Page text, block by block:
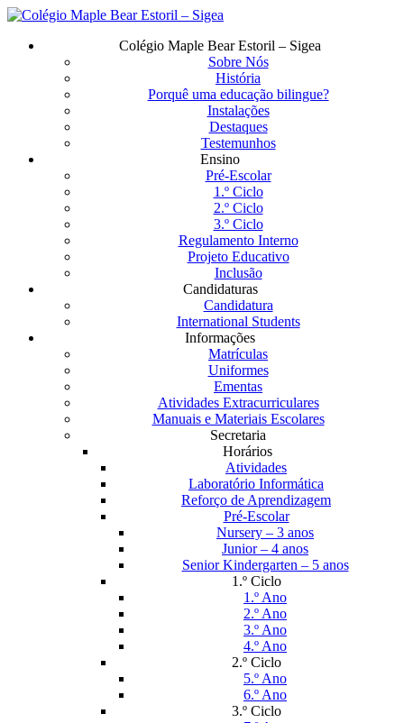
Saltar
Menu
Colégio Maple Bear Estoril – Sigea
Sobre Nós
História
Porquê uma educação bilingue?
Instalações
Destaques
Testemunhos
Ensino
Pré-Escolar
1.º Ciclo
2.º Ciclo
3.º Ciclo
Regulamento Interno
Projeto Educativo
Inclusão
Candidaturas
Candidatura
International Students
Informações
Matrículas
Uniformes
Ementas
Atividades Extracurriculares
Manuais e Materiais Escolares
Secretaria
Horários
Atividades
Laboratório Informática
Reforço de Aprendizagem
Pré-Escolar
Nursery – 3 anos
Junior – 4 anos
Senior Kindergarten – 5 anos
1.º Ciclo
1.º Ano
2.º Ano
3.º Ano
4.º Ano
2.º Ciclo
5.º Ano
6.º Ano
3.º Ciclo